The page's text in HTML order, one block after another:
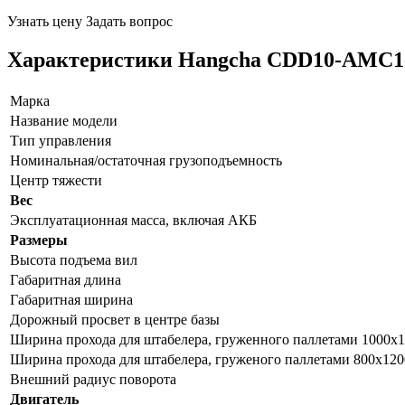
Узнать цену Задать вопрос
Характеристики Hangcha CDD10-
Марка
Название модели
Тип управления
Номинальная/остаточная грузоподъемность
Центр тяжести
Вес
Эксплуатационная масса, включая АКБ
Размеры
Высота подъема вил
Габаритная длина
Габаритная ширина
Дорожный просвет в центре базы
Ширина прохода для штабелера, груженного паллетами
Ширина прохода для штабелера, груженого паллетами
Внешний радиус поворота
Двигатель